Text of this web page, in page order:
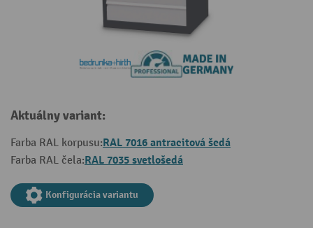
Aktuálny variant:
Farba RAL korpusu:RAL 7016 antracitová šedá
Farba RAL čela:RAL 7035 svetlošedá
Konfigurácia variantu